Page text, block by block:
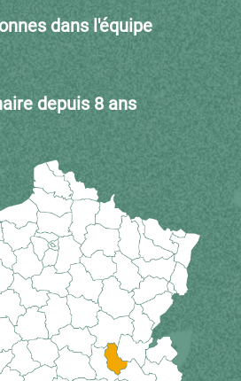
dans l'équipe
depuis 8 ans